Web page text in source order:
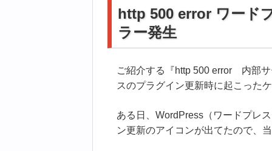
http 500 error ワード
ラー発生
ご紹介する『http 500 error 内部
スのプラグイン更新時に起こった
ある日、WordPress（ワードプレ
ン更新のアイコンが出てたので、